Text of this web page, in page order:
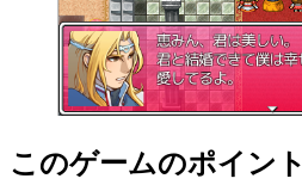
このゲームのポイント